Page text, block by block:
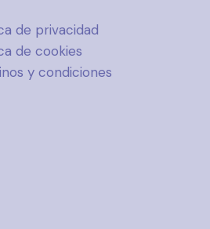
de privacidad
de cookies
y condiciones